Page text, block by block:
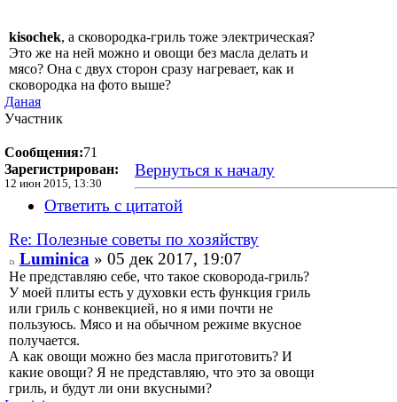
kisochek, а сковородка-гриль тоже электрическая?
Это же на ней можно и овощи без масла делать и
мясо? Она с двух сторон сразу нагревает, как и
сковородка на фото выше?
Даная
Участник
Сообщения:71
Зарегистрирован:
12 июн 2015, 13:30
Вернуться к началу
Ответить с цитатой
Re: Полезные советы по хозяйству
Luminica» 05 дек 2017, 19:07
Не представляю себе, что такое сковорода-гриль?
У моей плиты есть у духовки есть функция гриль
или гриль с конвекцией, но я ими почти не
пользуюсь. Мясо и на обычном режиме вкусное
получается.
А как овощи можно без масла приготовить? И
какие овощи? Я не представляю, что это за овощи
гриль, и будут ли они вкусными?